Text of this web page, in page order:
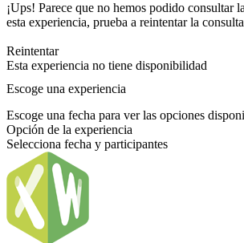
¡Ups! Parece que no hemos podido consultar
esta experiencia, prueba a reintentar la
Reintentar
Esta experiencia no tiene disponibilidad
Escoge una experiencia
Escoge una fecha para ver las opciones
Opción de la experiencia
Selecciona fecha y participantes